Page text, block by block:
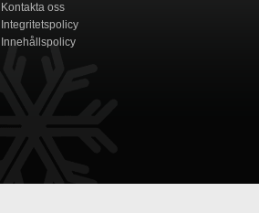
Kontakta oss
Integritetspolicy
Innehållspolicy